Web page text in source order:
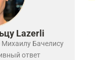
Lazerli
Бачелису
ответ